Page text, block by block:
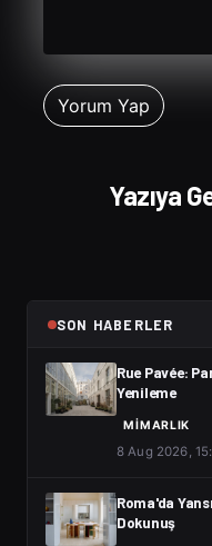
Yazıya
SON HABERLER
Rue Pavée:
Yenileme
MIMARLIK
8 Aug 2026,
Roma'da
Dokunuş